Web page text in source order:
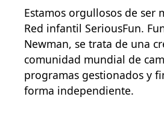
Estamos orgullosos de ser
Red infantil SeriousFun.
Newman, se trata de una
comunidad mundial de
programas gestionados y
forma independiente.